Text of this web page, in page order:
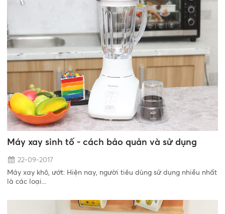
Máy xay sinh tố - cách bảo quản và sử dụng
22-09-2017
Máy xay khô, ướt: Hiện nay, người tiêu dùng sử dụng nhiều nhất
là các loại...